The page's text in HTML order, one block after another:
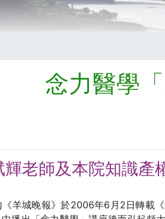
念力醫學
老師及本院知識產
羊城晚報》於2006年6月2日轉載